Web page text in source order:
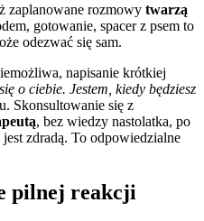
zaplanowane rozmowy twarzą
gotowanie, spacer z psem to
odezwać się sam.
napisanie krótkiej
o ciebie. Jestem, kiedy będziesz
Skonsultowanie się z
, bez wiedzy nastolatka, po
zdradą. To odpowiedzialne
pilnej reakcji